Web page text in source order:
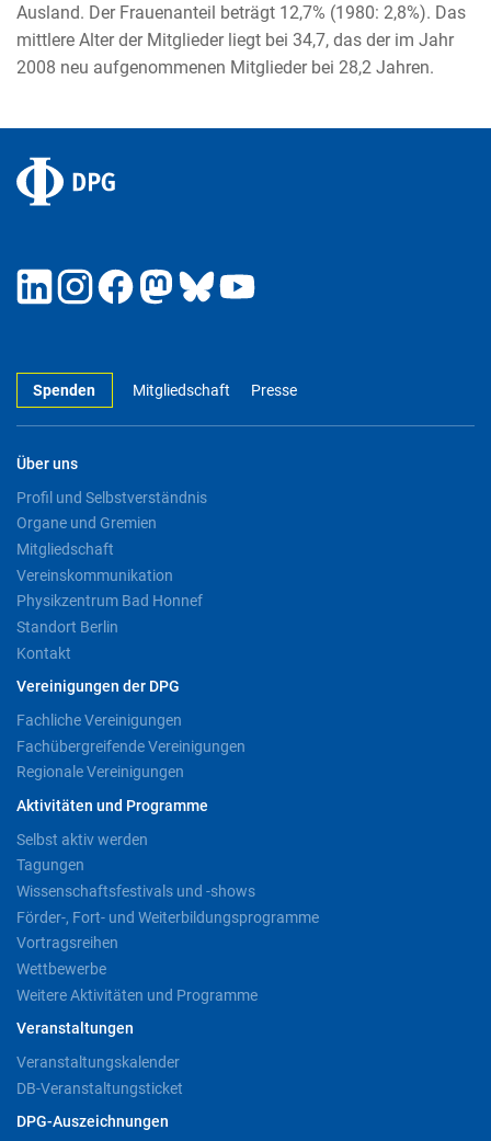
Ausland. Der Frauenanteil beträgt 12,7% (1980: 2,8%). Das
mittlere Alter der Mitglieder liegt bei 34,7, das der im Jahr
2008 neu aufgenommenen Mitglieder bei 28,2 Jahren.
Spenden Mitgliedschaft Presse
Über uns
Profil und Selbstverständnis
Organe und Gremien
Mitgliedschaft
Vereinskommunikation
Physikzentrum Bad Honnef
Standort Berlin
Kontakt
Vereinigungen der DPG
Fachliche Vereinigungen
Fachübergreifende Vereinigungen
Regionale Vereinigungen
Aktivitäten und Programme
Selbst aktiv werden
Tagungen
Wissenschaftsfestivals und -shows
Förder-, Fort- und Weiterbildungsprogramme
Vortragsreihen
Wettbewerbe
Weitere Aktivitäten und Programme
Veranstaltungen
Veranstaltungskalender
DB-Veranstaltungsticket
DPG-Auszeichnungen